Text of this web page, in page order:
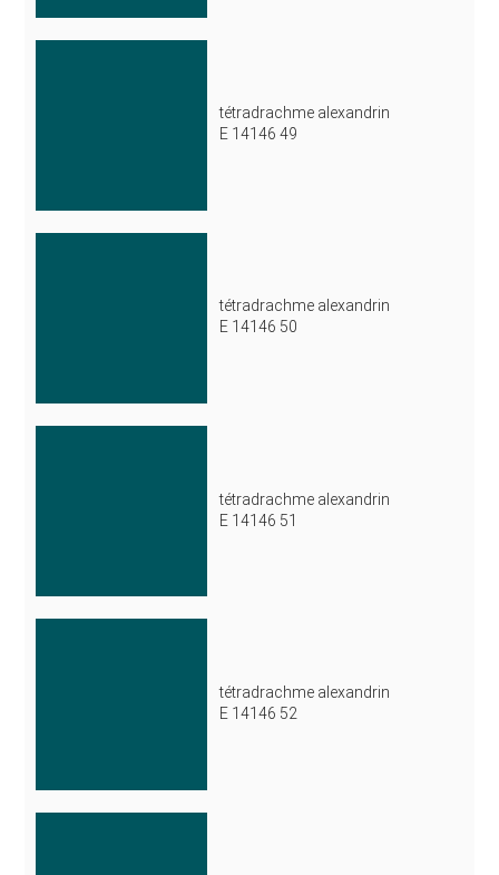
tétradrachme alexandrin
E 14146 49
tétradrachme alexandrin
E 14146 50
tétradrachme alexandrin
E 14146 51
tétradrachme alexandrin
E 14146 52